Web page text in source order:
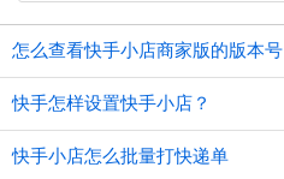
怎么查看快手小店商家版的版本号
快手怎样设置快手小店？
快手小店怎么批量打快递单